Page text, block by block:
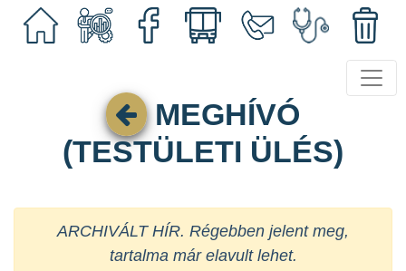
MEGHÍVÓ
(TESTÜLETI ÜLÉS)
ARCHIVÁLT HÍR. Régebben jelent meg,
tartalma már elavult lehet.